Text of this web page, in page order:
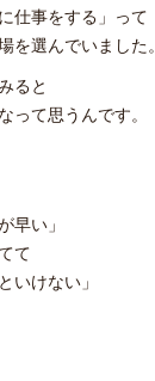
仕事をする」って
を選んでいました。
ると
って思うんです。
早い」
て
いけない」